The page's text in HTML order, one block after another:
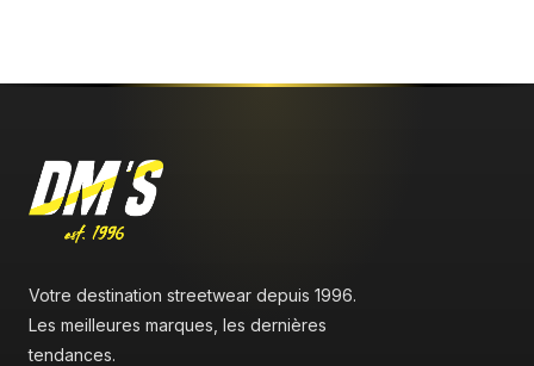
Votre destination streetwear depuis 1996.
Les meilleures marques, les dernières
tendances.